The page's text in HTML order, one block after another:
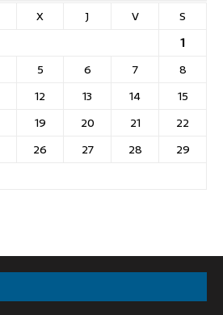
X J V
S
1
5 6 7
8
12 13 14
15
19 20 21
22
26 27 28
29